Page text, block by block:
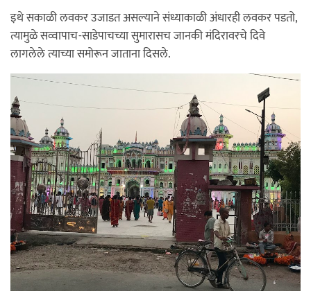
इथे सकाळी लवकर उजाडत असल्याने संध्याकाळी अंधारही लवकर पडतो,
त्यामुळे सव्वापाच-साडेपाचच्या सुमारासच जानकी मंदिरावरचे दिवे
लागलेले त्याच्या समोरून जाताना दिसले.